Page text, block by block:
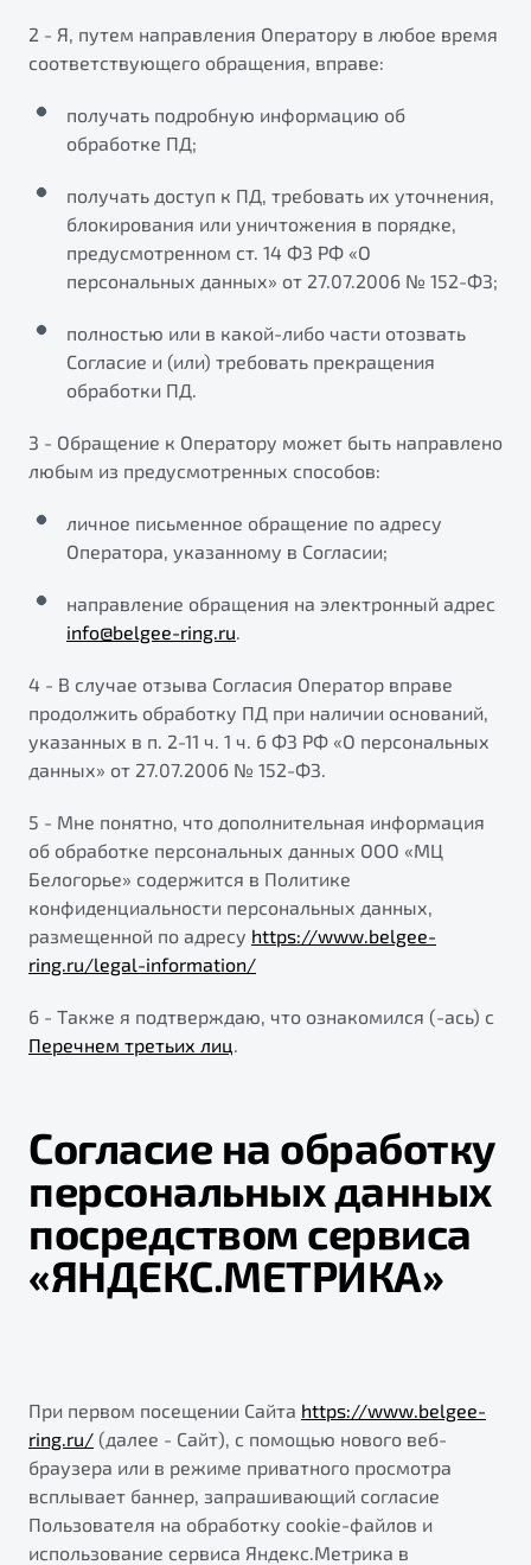
X70
Универсальный кроссовер
2 - Я, путем направления Оператору в любое время
соответствующего обращения, вправе:
получать подробную информацию об
обработке ПД;
получать доступ к ПД, требовать их уточнения,
блокирования или уничтожения в порядке,
предусмотренном ст. 14 ФЗ РФ «О
персональных данных» от 27.07.2006 № 152-ФЗ;
полностью или в какой-либо части отозвать
Согласие и (или) требовать прекращения
обработки ПД.
3 - Обращение к Оператору может быть направлено
любым из предусмотренных способов:
личное письменное обращение по адресу
Оператора, указанному в Согласии;
направление обращения на электронный адрес
info@belgee-ring.ru.
4 - В случае отзыва Согласия Оператор вправе
продолжить обработку ПД при наличии оснований,
указанных в п. 2-11 ч. 1 ч. 6 ФЗ РФ «О персональных
данных» от 27.07.2006 № 152-ФЗ.
5 - Мне понятно, что дополнительная информация
об обработке персональных данных ООО «МЦ
Белогорье» содержится в Политике
конфиденциальности персональных данных,
размещенной по адресу https://www.belgee-
ring.ru/legal-information/
6 - Также я подтверждаю, что ознакомился (-ась) с
Перечнем третьих лиц.
Согласие на обработку
персональных данных
посредством сервиса
«ЯНДЕКС.МЕТРИКА»
При первом посещении Сайта https://www.belgee-
ring.ru/ (далее - Сайт), с помощью нового веб-
браузера или в режиме приватного просмотра
всплывает баннер, запрашивающий согласие
Пользователя на обработку cookie-файлов и
использование сервиса Яндекс.Метрика в